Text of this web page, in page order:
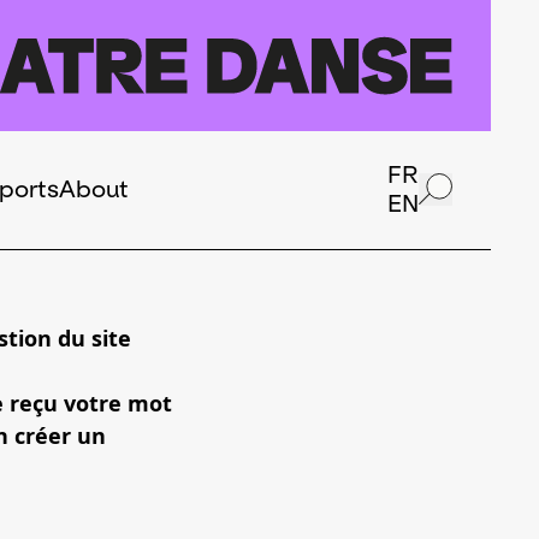
About
FR
EN
du site
reçu votre mot
créer un